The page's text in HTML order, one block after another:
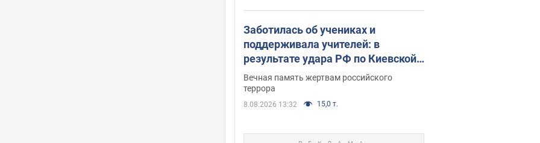
Заботилась об учениках и
поддерживала учителей: в
результате удара РФ по Киевской
области погибли директор
киевского лицея, её муж и внук
Вечная память жертвам российского
террора
8.08.2026 13:32 15,0 т.